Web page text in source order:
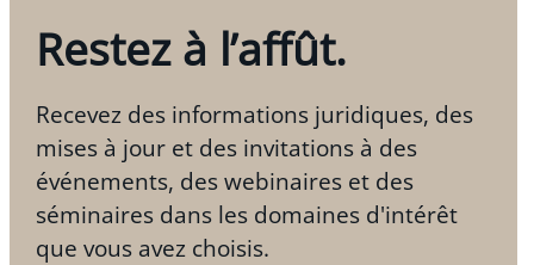
Restez à l’affût.
Recevez des informations juridiques, des
mises à jour et des invitations à des
événements, des webinaires et des
séminaires dans les domaines d'intérêt
que vous avez choisis.